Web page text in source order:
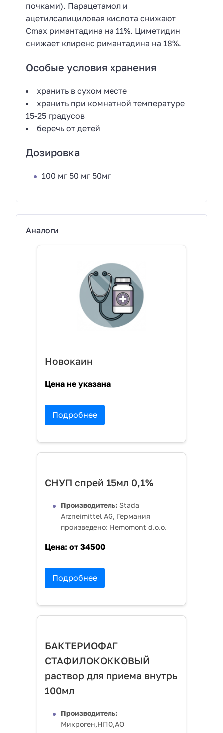
почками). Парацетамол и
ацетилсалициловая кислота снижают
Cmax римантадина на 11%. Циметидин
снижает клиренс римантадина на 18%.
Особые условия хранения
хранить в сухом месте
хранить при комнатной температуре
15-25 градусов
беречь от детей
Дозировка
100 мг 50 мг 50мг
Аналоги
Новокаин
Цена не указана
Подробнее
СНУП спрей 15мл 0,1%
Производитель: Stada
Arzneimittel AG, Германия
произведено: Hemomont d.o.o.
Цена: от 34500
Подробнее
БАКТЕРИОФАГ
СТАФИЛОКОККОВЫЙ
раствор для приема внутрь
100мл
Производитель:
Микроген,НПО,АО